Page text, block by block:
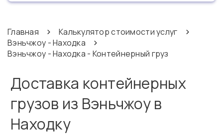
Главная
Калькулятор стоимости услуг
Вэньчжоу - Находка
Вэньчжоу - Находка - Контейнерный груз
Доставка контейнерных
грузов из Вэньчжоу в
Находку